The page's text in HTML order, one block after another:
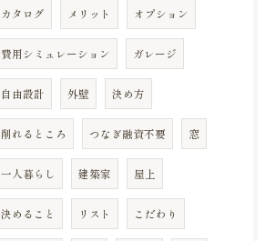
カタログ メリット オプション
費用シミュレーション ガレージ
自由設計 外壁 決め方
削れるところ つなぎ融資不要 窓
一人暮らし 建築家 屋上
決めること リスト こだわり